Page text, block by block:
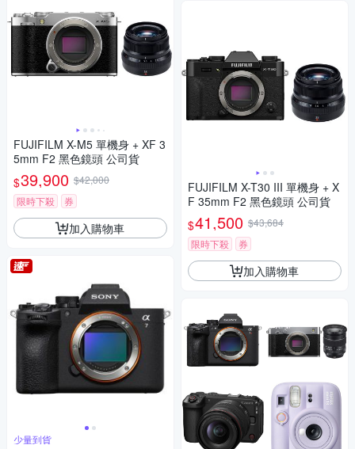
FUJIFILM X-M5 單機身 + XF 3
5mm F2 黑色鏡頭 公司貨
$39,900 $42,000
限時下殺
券
加入購物車
少量到貨
FUJIFILM X-T30 III 單機身 + X
F 35mm F2 黑色鏡頭 公司貨
$41,500 $43,684
限時下殺
券
加入購物車